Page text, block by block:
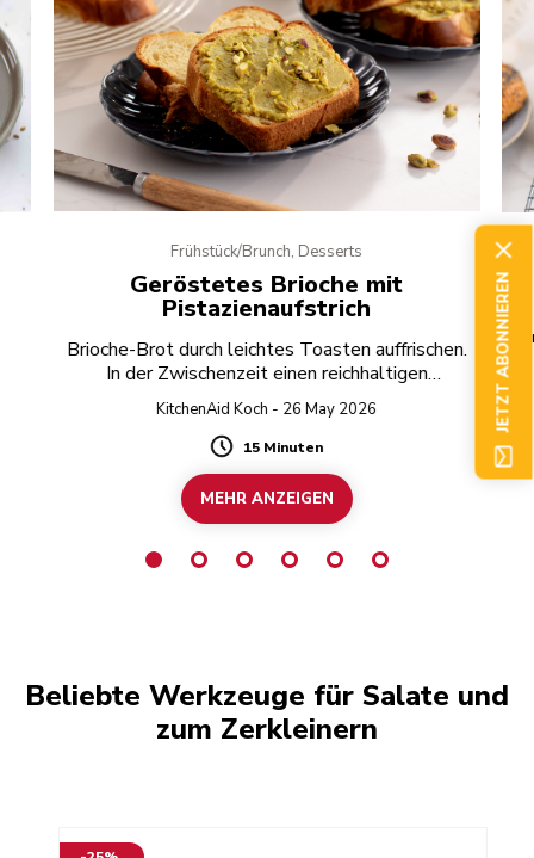
Frühstück/Brunch, Desserts
Geröstetes Brioche mit
Pistazienaufstrich
Brioche-Brot durch leichtes Toasten auffrischen.
In der Zwischenzeit einen reichhaltigen
Pistazienaufstrich mit weißer Schokolade
zubereiten.
KitchenAid Koch - 26 May 2026
Duration
15 Minuten
MEHR ANZEIGEN
Beliebte Werkzeuge für Salate und
zum Zerkleinern
JETZT ABONNIEREN